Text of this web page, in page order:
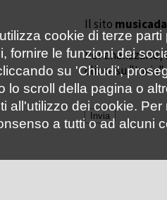
Il sito
Per
clicca su "Invia"
cookie di terze
fornire le funzioni dei
su 'Chiudi',
lo scroll della pagina o
all'utilizzo dei cookie.
a tutti o ad alcuni